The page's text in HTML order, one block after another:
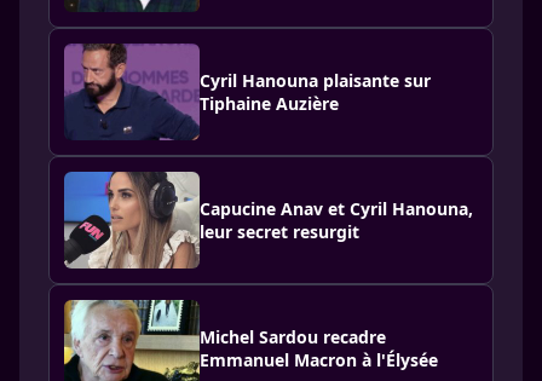
Cyril Hanouna plaisante sur
Tiphaine Auzière
Capucine Anav et Cyril Hanouna,
leur secret resurgit
Michel Sardou recadre
Emmanuel Macron à l'Élysée